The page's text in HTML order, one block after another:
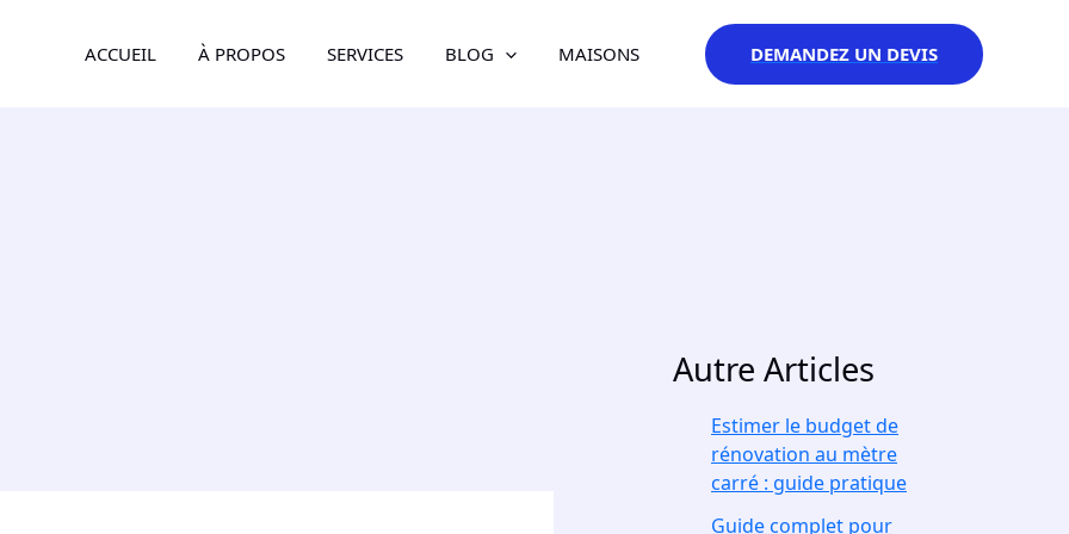
ACCUEIL À PROPOS SERVICES BLOG MAISONS DEMANDEZ UN DEVIS
Autre Articles
Estimer le budget de
rénovation au mètre
carré : guide pratique
Guide complet pour